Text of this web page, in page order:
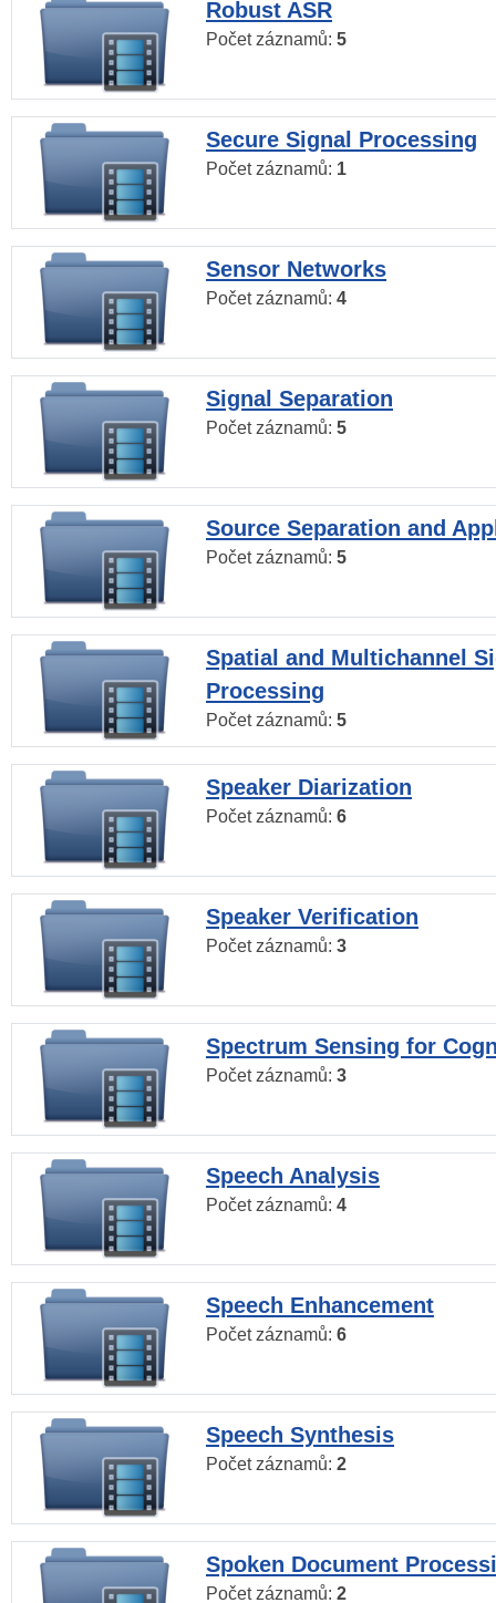
Robust ASR
Počet záznamů: 5
Secure Signal Processing
Počet záznamů: 1
Sensor Networks
Počet záznamů: 4
Signal Separation
Počet záznamů: 5
Source Separation and
Počet záznamů: 5
Spatial and Multichannel
Processing
Počet záznamů: 5
Speaker Diarization
Počet záznamů: 6
Speaker Verification
Počet záznamů: 3
Spectrum Sensing for
Počet záznamů: 3
Speech Analysis
Počet záznamů: 4
Speech Enhancement
Počet záznamů: 6
Speech Synthesis
Počet záznamů: 2
Spoken Document
Počet záznamů: 2